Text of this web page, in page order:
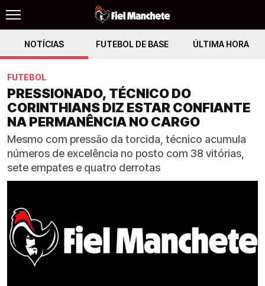
NOTÍCIAS FUTEBOL DE BASE ÚLTIMA HORA
FUTEBOL
PRESSIONADO, TÉCNICO DO
CORINTHIANS DIZ ESTAR CONFIANTE
NA PERMANÊNCIA NO CARGO
Mesmo com pressão da torcida, técnico acumula
números de excelência no posto com 38 vitórias,
sete empates e quatro derrotas